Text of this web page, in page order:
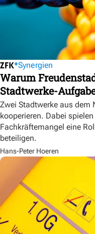
Synergien
Warum
Stadtwerke-
Zwei Stadtwerke aus dem
kooperieren. Dabei
Fachkräftemangel eine
beteiligen.
Hans-Peter Hoeren